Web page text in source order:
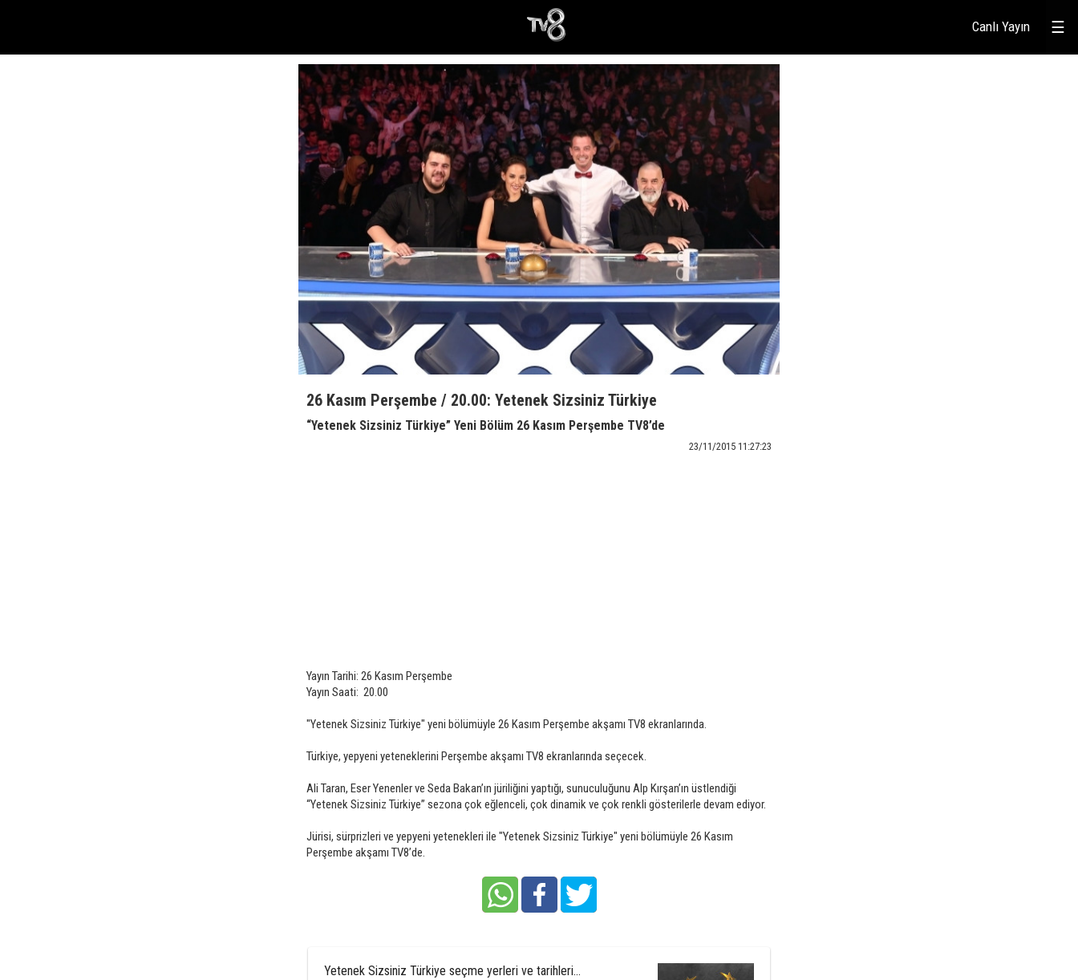
☰
Canlı Yayın
26 Kasım Perşembe / 20.00: Yetenek Sizsiniz Türkiye
“Yetenek Sizsiniz Türkiye” Yeni Bölüm 26 Kasım Perşembe TV8’de
23/11/2015 11:27:23
Yayın Tarihi: 26 Kasım Perşembe
Yayın Saati: 20.00
"Yetenek Sizsiniz Türkiye" yeni bölümüyle 26 Kasım Perşembe akşamı TV8 ekranlarında.
Türkiye, yepyeni yeteneklerini Perşembe akşamı TV8 ekranlarında seçecek.
Ali Taran, Eser Yenenler ve Seda Bakan’ın jüriliğini yaptığı, sunuculuğunu Alp Kırşan’ın üstlendiği
“Yetenek Sizsiniz Türkiye” sezona çok eğlenceli, çok dinamik ve çok renkli gösterilerle devam ediyor.
Jürisi, sürprizleri ve yepyeni yetenekleri ile "Yetenek Sizsiniz Türkiye" yeni bölümüyle 26 Kasım
Perşembe akşamı TV8’de.
Yetenek Sizsiniz Türkiye seçme yerleri ve tarihleri...